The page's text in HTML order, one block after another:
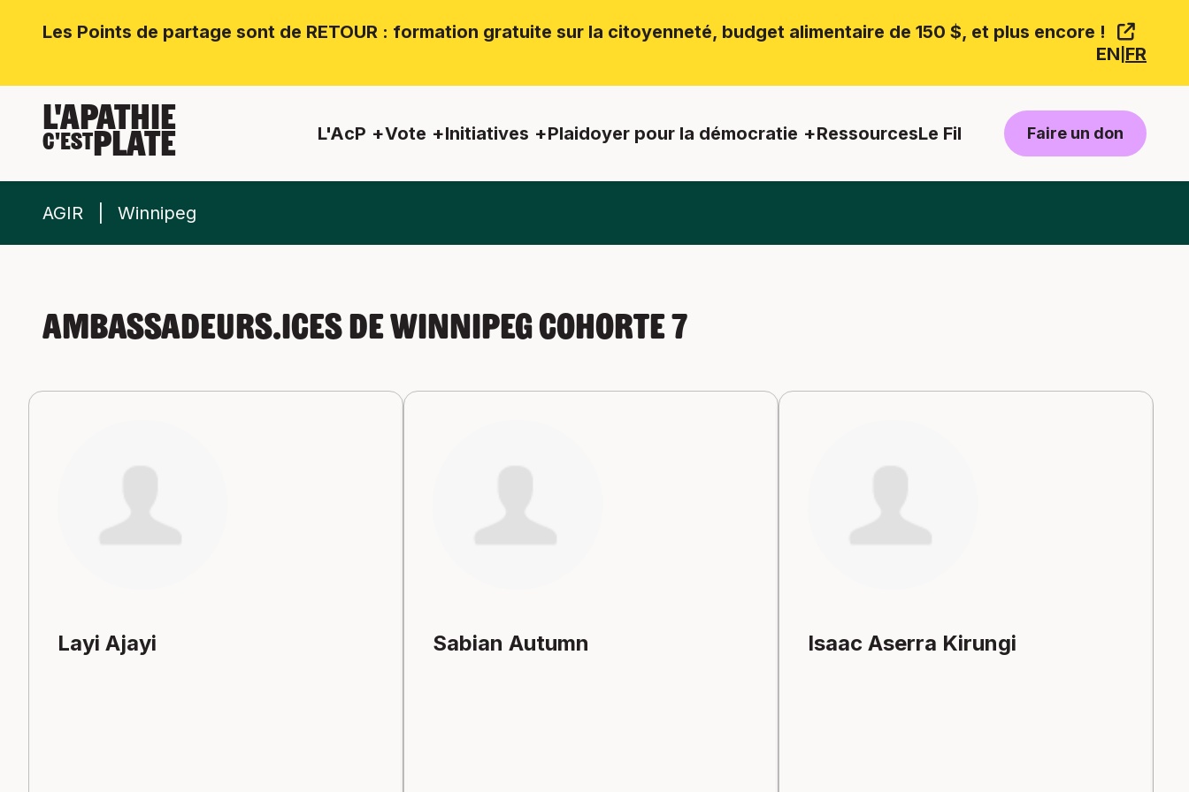
Les Points de partage sont de RETOUR : formation gratuite sur la citoyenneté, budget alimentaire de 150 $, et plus encore !
EN FR
L'APATHIE
C'ESTPLATE L'AcP Vote Initiatives Plaidoyer pour la démocratie RessourcesLe Fil Faire un don
AGIR Winnipeg
Ambassadeurs.ices de Winnipeg Cohorte 7
Layi Ajayi Sabian Autumn Isaac Aserra Kirungi